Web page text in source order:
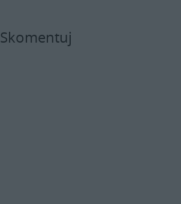
Skomentuj